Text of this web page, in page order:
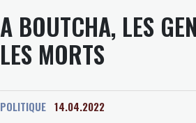
A BOUTCHA, LES
LES MORTS
POLITIQUE 14.04.2022